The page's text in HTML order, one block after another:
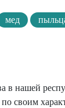
мед
в нашей
своим